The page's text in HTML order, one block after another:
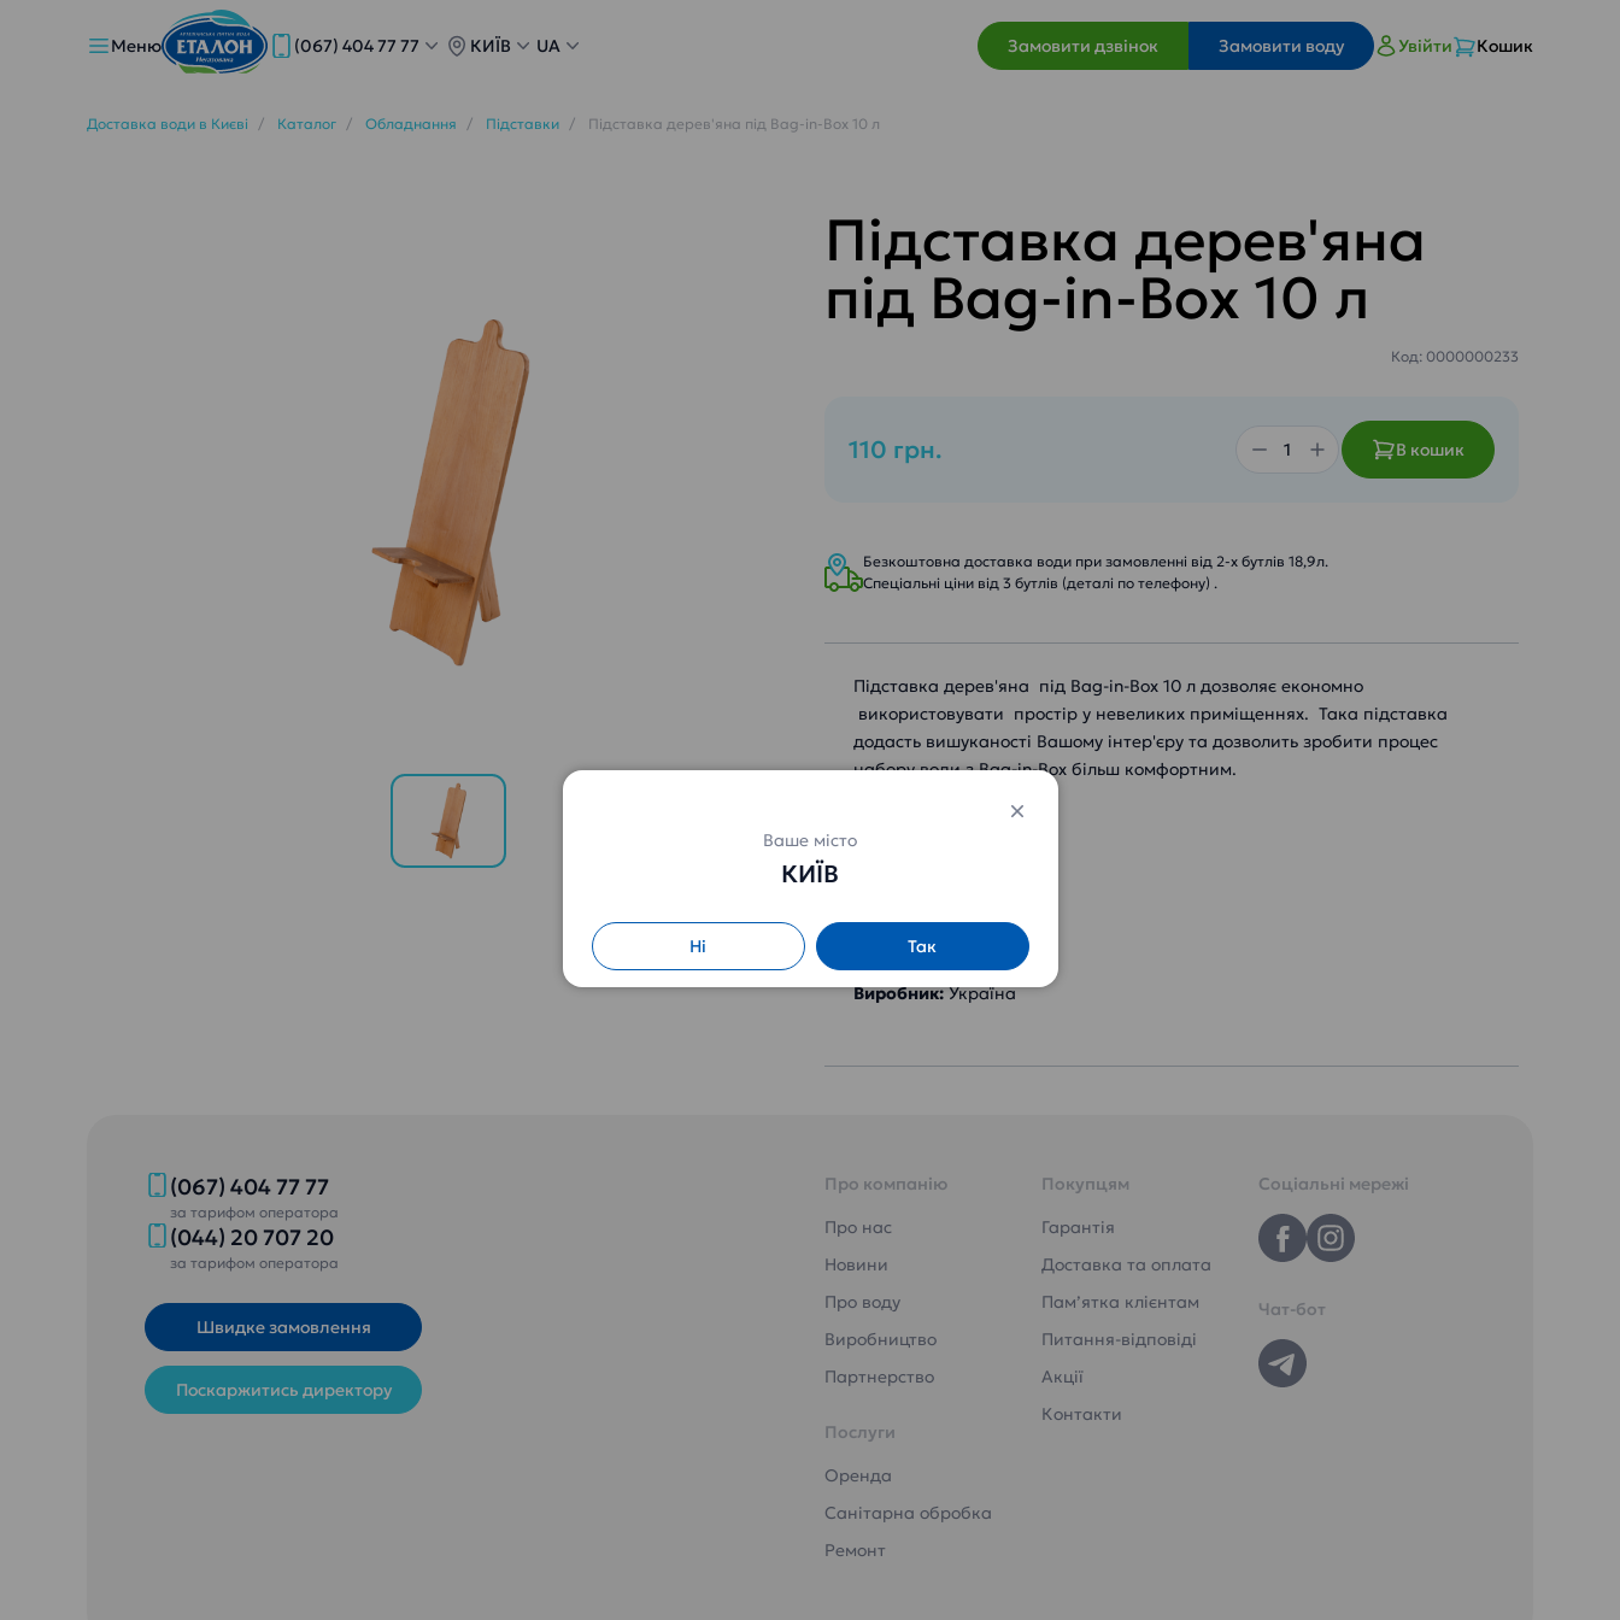
Меню (067) 404 77 77 КИЇВ UA Замовити дзвінок Замовити воду Увійти Кошик
Доставка води в Києві Каталог Обладнання Підставки Підставка дерев'яна під Bag-in-Box 10 л
Підставка дерев'яна
під Bag-in-Box 10 л
Код: 0000000233
110 грн. В кошик
Безкоштовна доставка води при замовленні від 2-х бутлів 18,9л.
Спеціальні ціни від 3 бутлів (деталі по телефону) .
Підставка дерев'яна під Bag-in-Box 10 л дозволяє економно
використовувати простір у невеликих приміщеннях. Така підставка
додасть вишуканості Вашому інтер'єру та дозволить зробити процес
набору води з Bag-in-Box більш комфортним.
Ширина - 40 см
Матеріал: Дерево
Виробник:Україна
(067) 404 77 77
за тарифом оператора
(044) 20 707 20
за тарифом оператора
Швидке замовлення
Поскаржитись директору
Про компанію
Про нас
Новини
Про воду
Виробництво
Партнерство
Послуги
Оренда
Санітарна обробка
Ремонт
Покупцям
Гарантія
Доставка та оплата
Пам’ятка клієнтам
Питання-відповіді
Акції
Контакти
Соціальні мережі
Чат-бот
Ваше місто
КИЇВ
Ні Так